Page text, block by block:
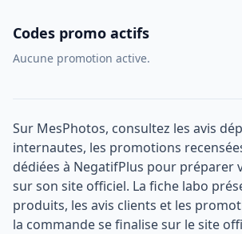
Codes promo actifs
Aucune promotion active.
Sur MesPhotos, consultez les avis
internautes, les promotions
dédiées à NegatifPlus pour préparer
sur son site officiel. La fiche labo
produits, les avis clients et les
la commande se finalise sur le site